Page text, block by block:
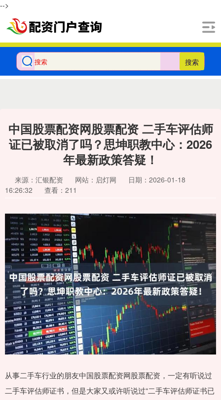
-->
搜索
中国股票配资网股票配资 二手车评估师
证已被取消了吗？思坤职教中心：2026
年最新政策答疑！
来源：汇银配资 网站：启灯网
日期：2026-01-18
16:26:32
查看：211
从事二手车行业的朋友中国股票配资网股票配资，一定有听说过
二手车评估师证书，但是大家又或许听说过“二手车评估师证书已